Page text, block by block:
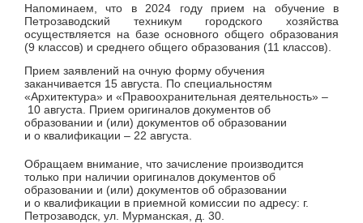
Напоминаем, что в 2024 году прием на обучение в
Петрозаводский техникум городского хозяйства
осуществляется на базе основного общего образования
(9 классов) и среднего общего образования (11 классов).
Прием заявлений на очную форму обучения
заканчивается 15 августа. По специальностям
«Архитектура» и «Правоохранительная деятельность» –
10 августа. Прием оригиналов документов об
образовании и (или) документов об образовании
и о квалификации – 22 августа.
Обращаем внимание, что зачисление производится
только при наличии оригиналов документов об
образовании и (или) документов об образовании
и о квалификации в приемной комиссии по адресу: г.
Петрозаводск, ул. Мурманская, д. 30.